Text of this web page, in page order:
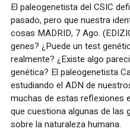
El paleogenetista del CSIC
pasado, pero que nuestra
cosas MADRID, 7 Ago.
genes? ¿Puede un test
realmente? ¿Existe algo
genética? El paleogenetista
estudiando el ADN de
muchas de estas reflexiones
que cuestiona algunas de las
sobre la naturaleza humana.